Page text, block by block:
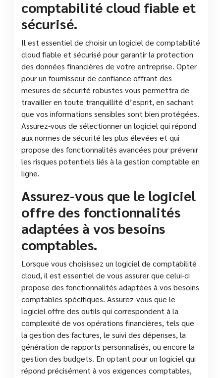
comptabilité cloud fiable et
sécurisé.
Il est essentiel de choisir un logiciel de comptabilité
cloud fiable et sécurisé pour garantir la protection
des données financières de votre entreprise. Opter
pour un fournisseur de confiance offrant des
mesures de sécurité robustes vous permettra de
travailler en toute tranquillité d’esprit, en sachant
que vos informations sensibles sont bien protégées.
Assurez-vous de sélectionner un logiciel qui répond
aux normes de sécurité les plus élevées et qui
propose des fonctionnalités avancées pour prévenir
les risques potentiels liés à la gestion comptable en
ligne.
Assurez-vous que le logiciel
offre des fonctionnalités
adaptées à vos besoins
comptables.
Lorsque vous choisissez un logiciel de comptabilité
cloud, il est essentiel de vous assurer que celui-ci
propose des fonctionnalités adaptées à vos besoins
comptables spécifiques. Assurez-vous que le
logiciel offre des outils qui correspondent à la
complexité de vos opérations financières, tels que
la gestion des factures, le suivi des dépenses, la
génération de rapports personnalisés, ou encore la
gestion des budgets. En optant pour un logiciel qui
répond précisément à vos exigences comptables,